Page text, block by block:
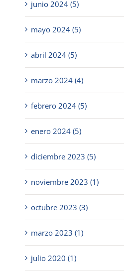
junio 2024 (5)
mayo 2024 (5)
abril 2024 (5)
marzo 2024 (4)
febrero 2024 (5)
enero 2024 (5)
diciembre 2023 (5)
noviembre 2023 (1)
octubre 2023 (3)
marzo 2023 (1)
julio 2020 (1)